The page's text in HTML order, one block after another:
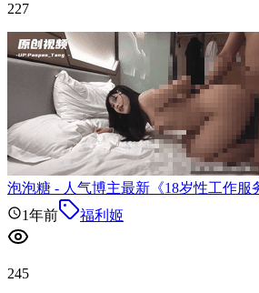
227
泡泡糖 - 人气博主最新《18岁性工作服
1年前
福利姬
245